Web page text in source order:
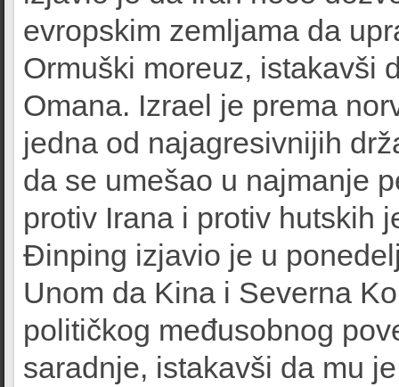
evropskim zemljama da
Ormuški moreuz, istakavši
Omana. Izrael je prema
jedna od najagresivnijih
da se umešao u najmanje
protiv Irana i protiv hutskih
Đinping izjavio je u
Unom da Kina i Severna
političkog međusobnog
saradnje, istakavši da mu